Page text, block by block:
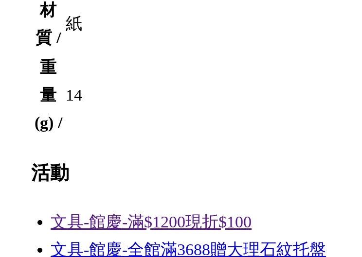
材
質 /
紙
重
量
(g) /
14
活動
文具-館慶-滿$1200現折$100
文具-館慶-全館滿3688贈大理石紋托盤